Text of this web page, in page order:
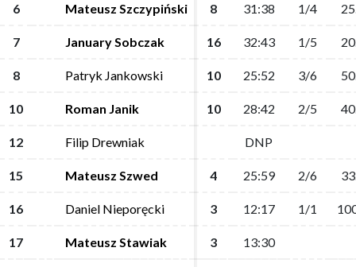
6 Mateusz Szczypiński 8 31:38 1/4
7 January Sobczak 16 32:43 1/5
8 Patryk Jankowski 10 25:52 3/6
10 Roman Janik 10 28:42 2/5
12 Filip Drewniak DNP
15 Mateusz Szwed 4 25:59 2/6
16 Daniel Nieporęcki 3 12:17 1/1
17 Mateusz Stawiak 3 13:30
6 Mateusz Szczypiński 8 31:38 1/4
7 January Sobczak 16 32:43 1/5
8 Patryk Jankowski 10 25:52 3/6
10 Roman Janik 10 28:42 2/5
12 Filip Drewniak DNP
15 Mateusz Szwed 4 25:59 2/6
16 Daniel Nieporęcki 3 12:17 1/1
17 Mateusz Stawiak 3 13:30